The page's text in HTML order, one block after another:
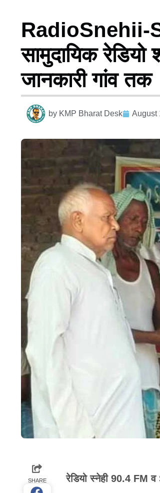
RadioSnehii-
सामुदायिक
जानकारी गांव तक
by KMP Bharat Desk August
SHARE रेडियो स्नेही 90.4 FM